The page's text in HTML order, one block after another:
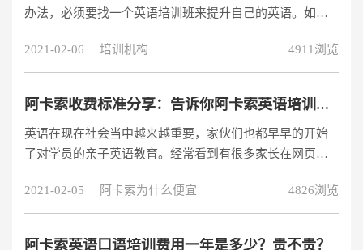
办法，必须要找一个英语培训班来提升自己的英语。如大
里我成功的完成了英语的提升，解决了英语这个绊脚石。
最近在网上看到很多人咨询网上阿卡索英语怎么样，因此
索英语怎么样这个问题。
2021-02-06 培训机构 4911浏览
阿卡索收费标准分享：告诉你阿卡索英语培训要多少钱？
英语在现在社会当中越来越重要，家伙们也都早早的开始
了对学员的亲子英语教育。经常看到有很多家长在网页上
必大家都是非常好奇阿卡索的收费标准的。我家学员在阿
卡索学习了3个多月了，作为一名过来人，我来分享下：
2021-02-05 阿卡索为什么便宜 4826浏览
阿卡索英语口语培训费用一年是多少？贵不贵？